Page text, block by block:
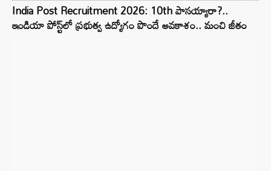
India Post Recruitment 2026: 10th పాసయ్యారా?..
ఇండియా పోస్ట్‌లో ప్రభుత్వ ఉద్యోగం పొందే అవకాశం.. మంచి జీతం